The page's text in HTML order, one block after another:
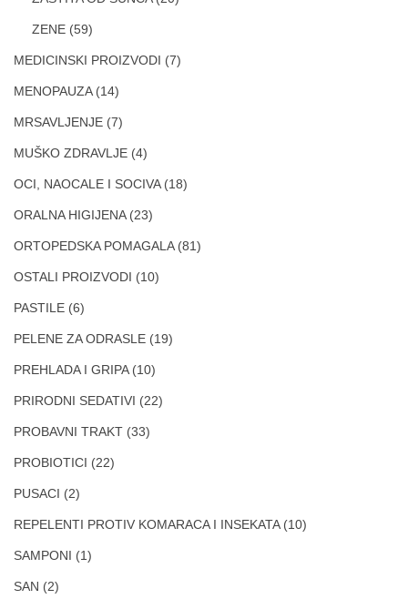
ZENE (59)
MEDICINSKI PROIZVODI (7)
MENOPAUZA (14)
MRSAVLJENJE (7)
MUŠKO ZDRAVLJE (4)
OCI, NAOCALE I SOCIVA (18)
ORALNA HIGIJENA (23)
ORTOPEDSKA POMAGALA (81)
OSTALI PROIZVODI (10)
PASTILE (6)
PELENE ZA ODRASLE (19)
PREHLADA I GRIPA (10)
PRIRODNI SEDATIVI (22)
PROBAVNI TRAKT (33)
PROBIOTICI (22)
PUSACI (2)
REPELENTI PROTIV KOMARACA I INSEKATA (10)
SAMPONI (1)
SAN (2)